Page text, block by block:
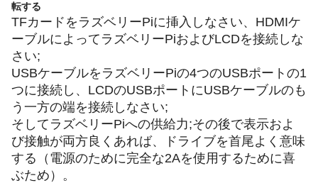
転する
TFカードをラズベリーPiに挿入しなさい、HDMIケ
ーブルによってラズベリーPiおよびLCDを接続しな
さい;
USBケーブルをラズベリーPiの4つのUSBポートの1
つに接続し、LCDのUSBポートにUSBケーブルのも
う一方の端を接続しなさい;
そしてラズベリーPiへの供給力;その後で表示およ
び接触が両方良くあれば、ドライブを首尾よく意味
する（電源のために完全な2Aを使用するために喜
ぶため）。